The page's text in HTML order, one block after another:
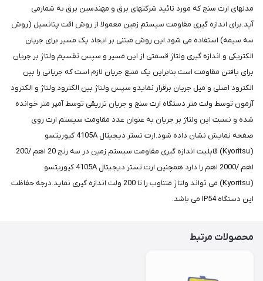
مدلهای ارت سنج که مورد تائید شرکتهای برق و مهندسین برق به شمارمی
آید.برای اندازه گیری مقاومت سیستم زمین معمولا از روش افت پتانسیل (روش
سه سیمه) استفاده می شود.این روش مبتنی بر ایجاد یک مسیر برای جریان
الکتریکی و اندازه گیری ولتاژ قسمتی از این مسیر و سپس تقسیم ولتاژ بر جریان
برای یافتن مقاومت است.بنابراین یک منبع جریان لازم است که جریانی را بین
الکترود اصلی و میل جریان برقرار نمایدو سپس ولتاژ بین الکترود ولتاژ و الکترود
آزمون توسط ولت متر دستگاه ارت سنج و جریان تزریقی توسط آمپر متر خوانده
شده و نسبت این ولتاژ بر جریان به عنوان عدد مقاومت سیستم ارت روی
صفحه نمایش نشان داده شود.ارت تستر دیجیتال 4105A کیوریتسو
(Kyoritsu) قابلیت اندازه گیری مقاومت سیستم زمین در سه رنج 20 اهم /200
اهم /2000 اهم را دارد.همچنین ارت تستر دیجیتال 4105A کیوریتسو
(Kyoritsu) می تواند ولتاژ متناوب را تا 200 ولت اندازه گیری نماید.درجه حفاظت
این دستگاه IP54 می باشد.
محصولات مرتبط